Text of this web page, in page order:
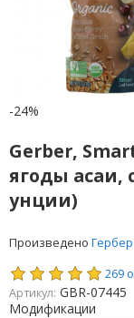
-24%
Gerber,
ягоды асаи,
унции)
Произведено Гербер
269
Артикул: GBR-07445
Модификации